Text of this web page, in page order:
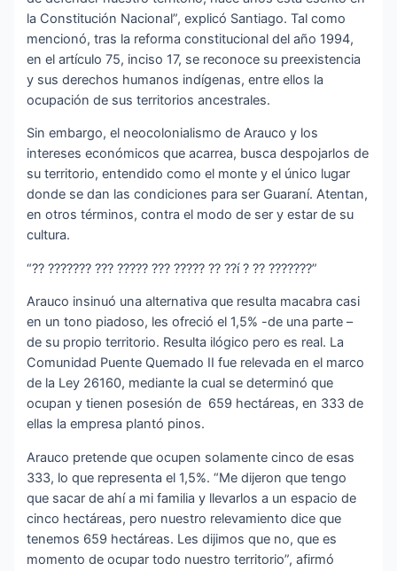
la Constitución Nacional”, explicó Santiago. Tal como
mencionó, tras la reforma constitucional del año 1994,
en el artículo 75, inciso 17, se reconoce su preexistencia
y sus derechos humanos indígenas, entre ellos la
ocupación de sus territorios ancestrales.
Sin embargo, el neocolonialismo de Arauco y los
intereses económicos que acarrea, busca despojarlos de
su territorio, entendido como el monte y el único lugar
donde se dan las condiciones para ser Guaraní. Atentan,
en otros términos, contra el modo de ser y estar de su
cultura.
“?? ??????? ??? ????? ??? ????? ?? ??í ? ?? ???????”
Arauco insinuó una alternativa que resulta macabra casi
en un tono piadoso, les ofreció el 1,5% -de una parte –
de su propio territorio. Resulta ilógico pero es real. La
Comunidad Puente Quemado II fue relevada en el marco
de la Ley 26160, mediante la cual se determinó que
ocupan y tienen posesión de 659 hectáreas, en 333 de
ellas la empresa plantó pinos.
Arauco pretende que ocupen solamente cinco de esas
333, lo que representa el 1,5%. “Me dijeron que tengo
que sacar de ahí a mi familia y llevarlos a un espacio de
cinco hectáreas, pero nuestro relevamiento dice que
tenemos 659 hectáreas. Les dijimos que no, que es
momento de ocupar todo nuestro territorio”, afirmó